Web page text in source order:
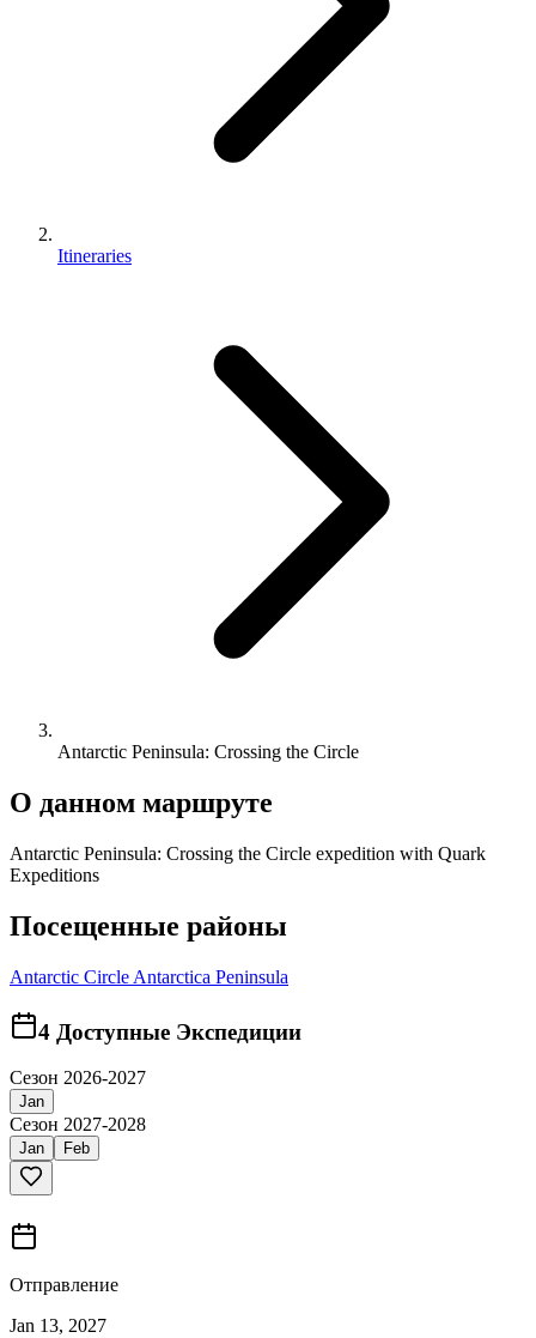
Itineraries
Antarctic Peninsula: Crossing the Circle
О данном маршруте
Antarctic Peninsula: Crossing the Circle expedition with Quark
Expeditions
Посещенные районы
Antarctic Circle Antarctica Peninsula
4 Доступные Экспедиции
Сезон 2026-2027
Jan
Сезон 2027-2028
Jan Feb
Отправление
Jan 13, 2027